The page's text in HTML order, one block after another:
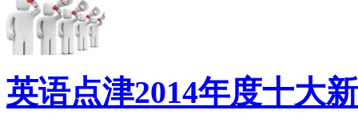
英语点津2014年度十大